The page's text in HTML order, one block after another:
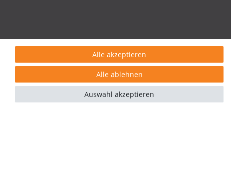
Alle akzeptieren
Alle ablehnen
Auswahl akzeptieren